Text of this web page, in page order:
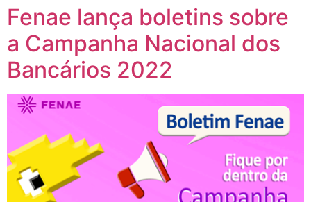
Fenae lança boletins sobre
a Campanha Nacional dos
Bancários 2022